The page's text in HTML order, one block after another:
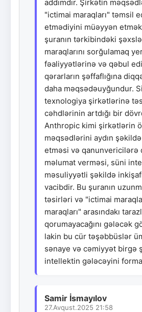
addımdır. Şirkətin
"ictimai maraqları" təmsil
etmədiyini müəyyən
şuranın tərkibindəki
maraqlarını sorğulamaq
fəaliyyətlərinə və qəbul
qərarların şəffaflığına
daha məqsədəuyğundur.
texnologiya şirkətlərinə
cəhdlərinin artdığı bir
Anthropic kimi şirkətlərin
məqsədlərini aydın
etməsi və qanunvericilərə
məlumat verməsi, süni
məsuliyyətli şəkildə
vacibdir. Bu şuranın
təsirləri və "ictimai
maraqları" arasındakı
qorumayacağını gələcək
lakin bu cür təşəbbüslər
sənaye və cəmiyyət birgə
intellektin gələcəyini
Samir İsmayılov
27.Avqust.2025 21:58